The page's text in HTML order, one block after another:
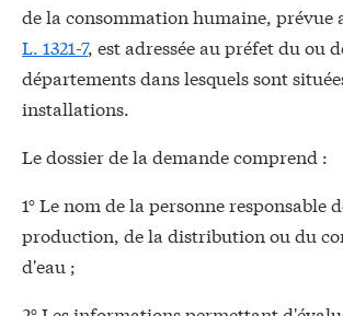
de la consommation humaine, prévue
L. 1321-7, est adressée au préfet du ou
départements dans lesquels sont
installations.
Le dossier de la demande comprend :
1° Le nom de la personne responsable
production, de la distribution ou du
d'eau ;